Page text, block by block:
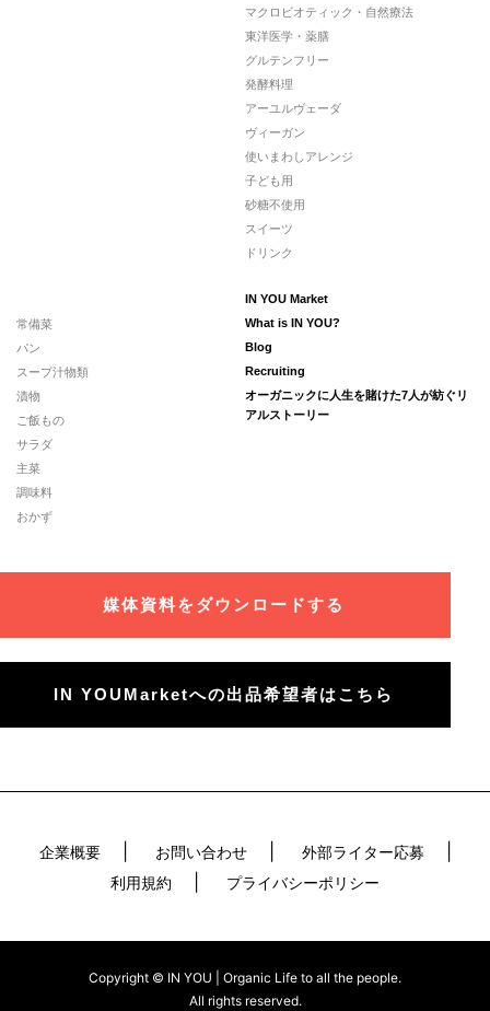
マクロビオティック・自然療法
東洋医学・薬膳
グルテンフリー
発酵料理
アーユルヴェーダ
ヴィーガン
使いまわしアレンジ
子ども用
砂糖不使用
スイーツ
ドリンク
常備菜
パン
スープ汁物類
漬物
ご飯もの
サラダ
主菜
調味料
おかず
IN YOU Market
What is IN YOU?
Blog
Recruiting
オーガニックに人生を賭けた7人が紡ぐリ
アルストーリー
媒体資料をダウンロードする
IN YOUMarketへの出品希望者はこちら
企業概要 お問い合わせ
外部ライター応募
利用規約
プライバシーポリシー
Copyright © IN YOU | Organic Life to all the people.
All rights reserved.